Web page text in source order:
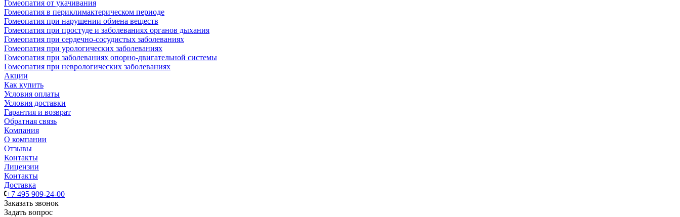
Гомеопатия от укачивания
Гомеопатия в периклимактерическом периоде
Гомеопатия при нарушении обмена веществ
Гомеопатия при простуде и заболеваниях органов дыхания
Гомеопатия при сердечно-сосудистых заболеваниях
Гомеопатия при урологических заболеваниях
Гомеопатия при заболеваниях опорно-двигательной системы
Гомеопатия при неврологических заболеваниях
Акции
Как купить
Условия оплаты
Условия доставки
Гарантия и возврат
Обратная связь
Компания
О компании
Отзывы
Контакты
Лицензии
Контакты
Доставка
+7 495 909-24-00
Заказать звонок
Задать вопрос